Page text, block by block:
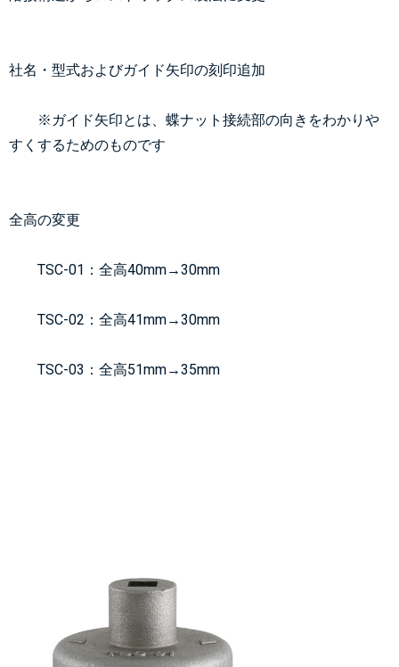
社名・型式およびガイド矢印の刻印追加
すくするためのものです
全高の変更
	TSC-01：全高40mm→
30mm
	TSC-02：全高41mm→
30mm
	TSC-03：全高51mm→
35mm